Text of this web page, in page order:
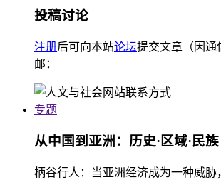
投稿讨论
注册后可向本站论坛提交文章（因通
邮：
专题
从中国到亚洲：历史·区域·民族
柄谷行人：当亚洲经济成为一种威胁